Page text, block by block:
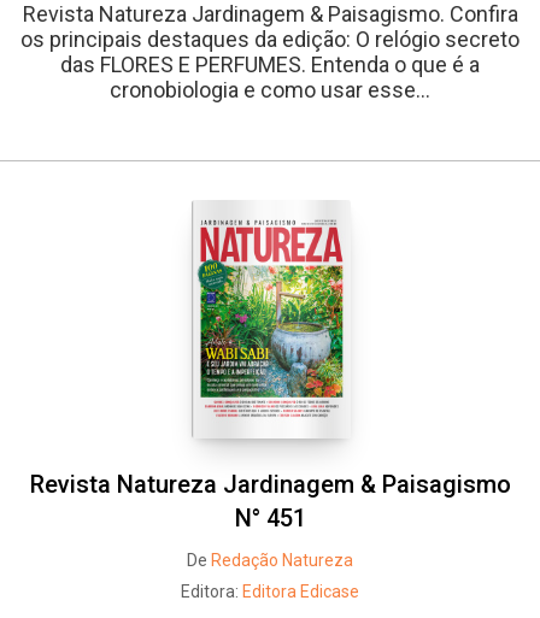
Revista Natureza Jardinagem & Paisagismo. Confira
os principais destaques da edição: O relógio secreto
das FLORES E PERFUMES. Entenda o que é a
cronobiologia e como usar esse...
Revista Natureza Jardinagem & Paisagismo
N° 451
De Redação Natureza
Editora: Editora Edicase